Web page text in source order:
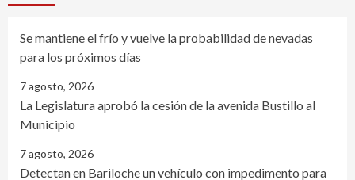
Se mantiene el frío y vuelve la probabilidad de nevadas
para los próximos días
7 agosto, 2026
La Legislatura aprobó la cesión de la avenida Bustillo al
Municipio
7 agosto, 2026
Detectan en Bariloche un vehículo con impedimento para